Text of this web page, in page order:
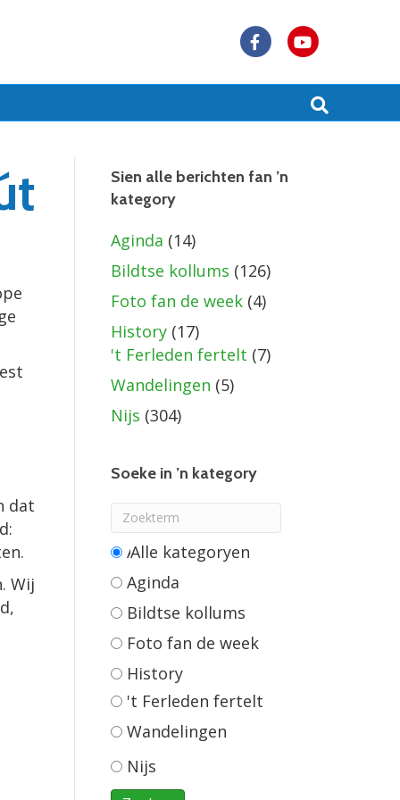
b
u
dat
Wij
Sien alle berichten fan ’n
kategory
Aginda (14)
Bildtse kollums (126)
Foto fan de week(4)
History(17)
't Ferleden fertelt (7)
Wandelingen (5)
Nijs (304)
Soeke in ’n kategory
Alle categorieën
Aginda
Bildtse kollums
Foto fan de week
History
't Ferleden fertelt
Wandelingen
Nijs